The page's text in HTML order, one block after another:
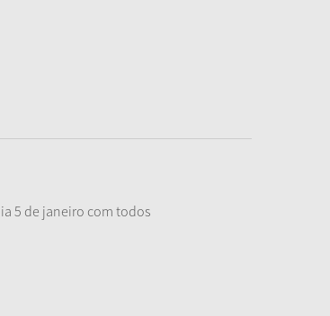
5 de janeiro com todos